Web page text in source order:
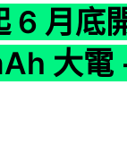
6 月底
大電